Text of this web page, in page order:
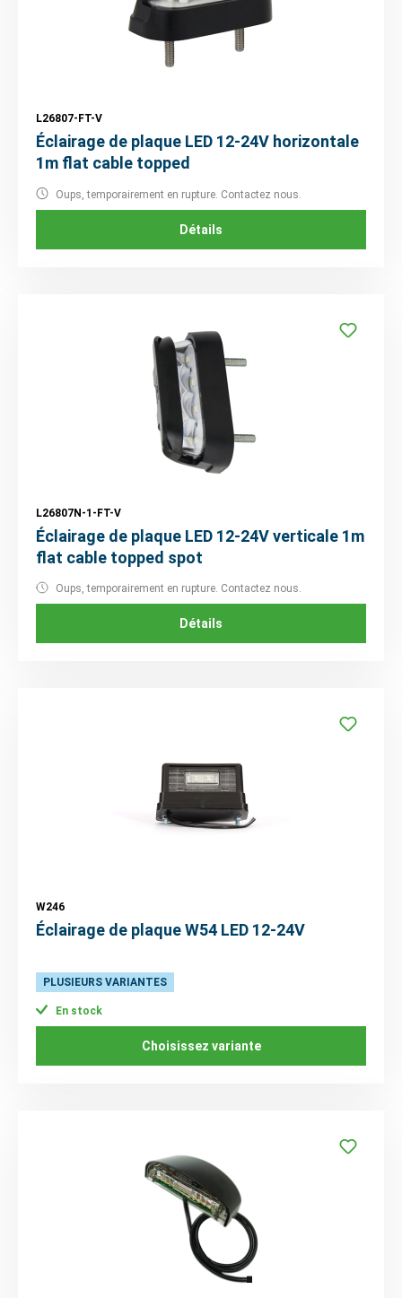
L26807-FT-V
Éclairage de plaque LED 12-24V horizontale
1m flat cable topped
Oups, temporairement en rupture. Contactez nous.
Détails
L26807N-1-FT-V
Éclairage de plaque LED 12-24V verticale 1m
flat cable topped spot
Oups, temporairement en rupture. Contactez nous.
Détails
W246
Éclairage de plaque W54 LED 12-24V
PLUSIEURS VARIANTES
En stock
Choisissez variante